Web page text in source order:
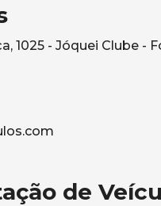
1025 - Jóquei Clube -
de